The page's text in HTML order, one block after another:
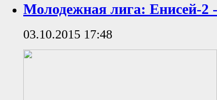
Молодежная лига: Енисей-2
03.10.2015 17:48